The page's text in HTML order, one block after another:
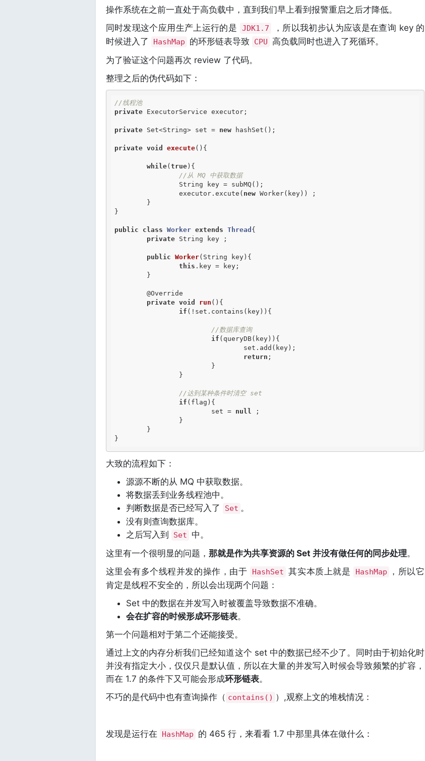
操作系统在之前一直处于高负载中，直到我们早上看到报警重启之后才降低。
同时发现这个应用生产上运行的是
JDK1.7
，所以我初步认为应该是在查询 key 的
时候进入了
HashMap 的环形链表导致 CPU 高负载同时也进入了死循环。
为了验证这个问题再次 review 了代码。
整理之后的伪代码如下：
//线程池
private ExecutorService executor;
private Set<String> set = new hashSet();
private void execute(){
while( true){
//从 MQ 中获取数据
		executor.excute(
new Worker(key)) ;
}
public class Worker extends Thread {
private String key ;
public Worker(String key){
this .key = key;
@Override
private void run (){
if (!set.contains(key)){
//数据库查询
if (queryDB(key)){
return ;
//达到某种条件时清空 set
if (flag){
			set =
null ;
大致的流程如下：
源源不断的从 MQ 中获取数据。
将数据丢到业务线程池中。
判断数据是否已经写入了
Set 。
没有则查询数据库。
之后写入到
Set
中。
这里有一个很明显的问题， 那就是作为共享资源的 Set 并没有做任何的同步处理。
这里会有多个线程并发的操作，由于
HashSet 其实本质上就是 HashMap
，所以它
肯定是线程不安全的，所以会出现两个问题：
Set 中的数据在并发写入时被覆盖导致数据不准确。
会在扩容的时候形成环形链表。
第一个问题相对于第二个还能接受。
通过上文的内存分析我们已经知道这个 set 中的数据已经不少了。同时由于初始化时
并没有指定大小，仅仅只是默认值，所以在大量的并发写入时候会导致频繁的扩容，
而在 1.7 的条件下又可能会形成环形链表。
不巧的是代码中也有查询操作（ contains() ）,观察上文的堆栈情况：
发现是运行在 HashMap 的 465 行，来看看 1.7 中那里具体在做什么：